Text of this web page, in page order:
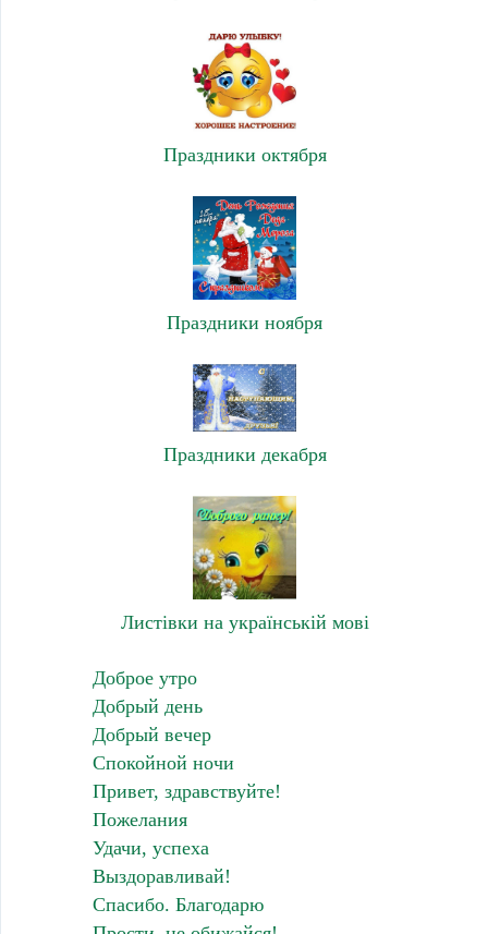
Праздники октября
Праздники ноября
Праздники декабря
Листівки на українській мові
Доброе утро
Добрый день
Добрый вечер
Спокойной ночи
Привет, здравствуйте!
Пожелания
Удачи, успеха
Выздоравливай!
Спасибо. Благодарю